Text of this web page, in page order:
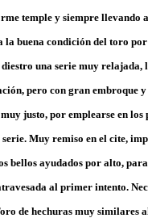
temple y siempre
la buena condición del toro
una serie muy relajada,
pero con gran embroque
justo, por emplearse en
Muy remiso en el cite,
bellos ayudados por alto,
al primer intento.
de hechuras muy similares